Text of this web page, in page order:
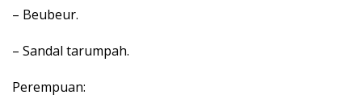
– Beubeur.
– Sandal tarumpah.
Perempuan: